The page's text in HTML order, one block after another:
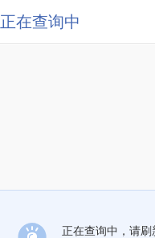
正在查询中
正在查询中，请刷